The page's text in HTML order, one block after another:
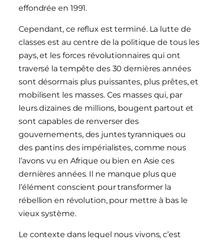
effondrée en 1991.
Cependant, ce reflux est terminé. La lutte de
classes est au centre de la politique de tous les
pays, et les forces révolutionnaires qui ont
traversé la tempête des 30 dernières années
sont désormais plus puissantes, plus prêtes, et
mobilisent les masses. Ces masses qui, par
leurs dizaines de millions, bougent partout et
sont capables de renverser des
gouvernements, des juntes tyranniques ou
des pantins des impérialistes, comme nous
l’avons vu en Afrique ou bien en Asie ces
dernières années. Il ne manque plus que
l’élément conscient pour transformer la
rébellion en révolution, pour mettre à bas le
vieux système.
Le contexte dans lequel nous vivons, c’est